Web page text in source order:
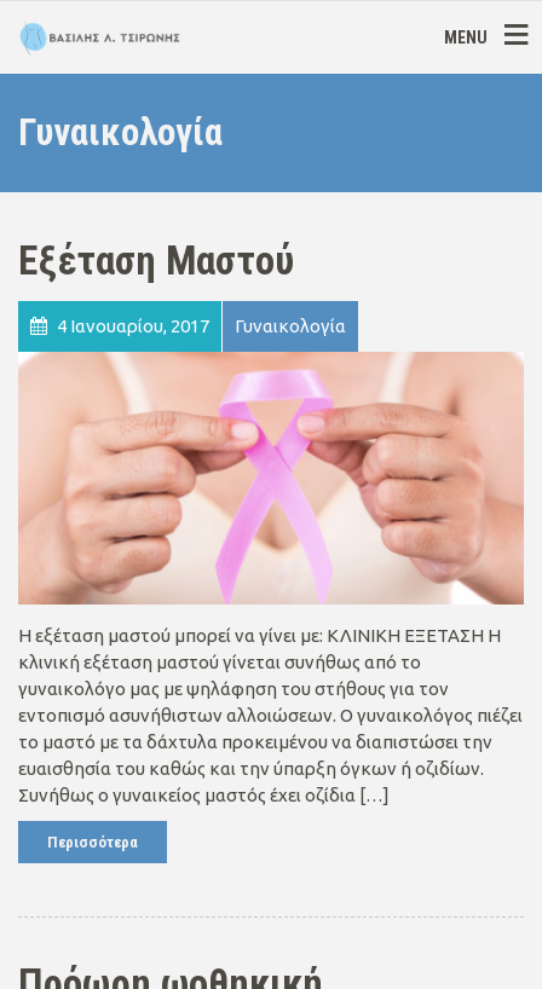
MENU
Γυναικολογία
Εξέταση Μαστού
4 Ιανουαρίου, 2017 Γυναικολογία
Η εξέταση μαστού μπορεί να γίνει με: ΚΛΙΝΙΚΗ ΕΞΕΤΑΣΗ Η
κλινική εξέταση μαστού γίνεται συνήθως από το
γυναικολόγο μας με ψηλάφηση του στήθους για τον
εντοπισμό ασυνήθιστων αλλοιώσεων. Ο γυναικολόγος πιέζει
το μαστό με τα δάχτυλα προκειμένου να διαπιστώσει την
ευαισθησία του καθώς και την ύπαρξη όγκων ή οζιδίων.
Συνήθως ο γυναικείος μαστός έχει οζίδια […]
Περισσότερα